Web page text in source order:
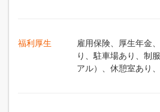
福利厚生
雇用保険、厚生年金
り、駐車場あり、制
アル）、休憩室あり